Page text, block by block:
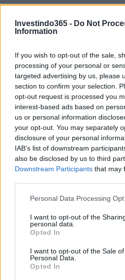
Investindo365 - Do Not
Information
If you wish to opt-out of the sale,
processing of your personal or
targeted advertising by us, please
section to confirm your selection.
opt-out request is processed you
interest-based ads based on
us or personal information
your opt-out. You may separately
disclosure of your personal
IAB’s list of downstream
also be disclosed by us to third
Downstream Participants that may
Please note that this website/app
not limited to your visit or usage
grant or deny consent to Google
use your data for below specified
consent section.
Personal Data Processing
I want to opt-out of the
personal data.
Opted In
I want to opt-out of the Sale
Personal Data.
Opted In
Continue lendo
FINANÇA